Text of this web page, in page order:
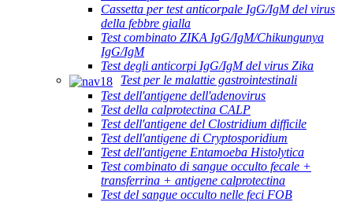
Cassetta per test anticorpale IgG/IgM del virus
della febbre gialla
Test combinato ZIKA IgG/IgM/Chikungunya
IgG/IgM
Test degli anticorpi IgG/IgM del virus Zika
Test per le malattie gastrointestinali
Test dell'antigene dell'adenovirus
Test della calprotectina CALP
Test dell'antigene del Clostridium difficile
Test dell'antigene di Cryptosporidium
Test dell'antigene Entamoeba Histolytica
Test combinato di sangue occulto fecale +
transferrina + antigene calprotectina
Test del sangue occulto nelle feci FOB